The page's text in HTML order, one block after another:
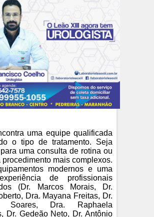
uma equipe qualificada
o tipo de tratamento. Seja
uma consulta de rotina ou
procedimento mais complexos.
modernos e uma
de profissionais
(Dr. Marcos Morais, Dr.
Dra. Mayana Freitas, Dr.
Soares, Dra. Raphaela
Dr. Gedeão Neto, Dr. Antônio